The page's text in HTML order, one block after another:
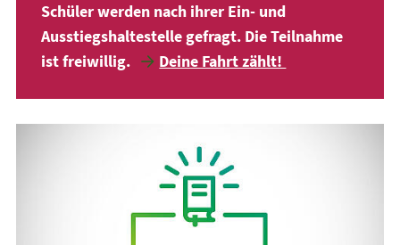
Schüler werden nach ihrer Ein- und
Ausstiegshaltestelle gefragt. Die Teilnahme
ist freiwillig.
Deine Fahrt zählt!